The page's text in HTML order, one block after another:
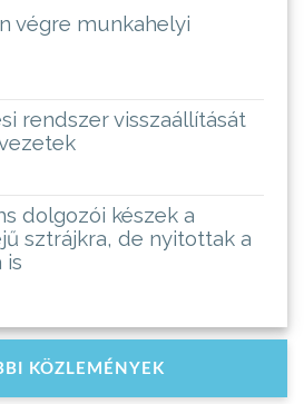
végre munkahelyi
rendszer visszaállítását
dolgozói készek a
sztrájkra, de nyitottak a
is
KÖZLEMÉNYEK